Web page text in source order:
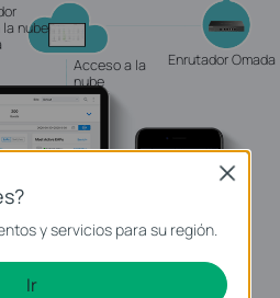
Enrutador Omada
Acceso a la
nube
la nube
y servicios para su región.
Ir
Close